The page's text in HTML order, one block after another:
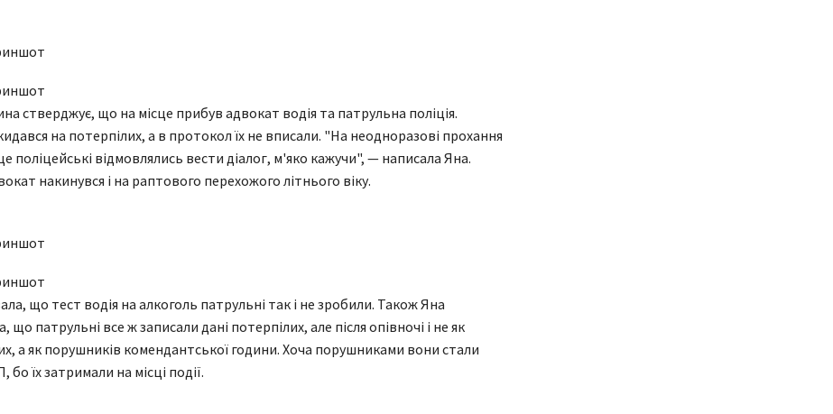
стверджує, що на місце прибув адвокат водія та патрульна поліція.
на потерпілих, а в протокол їх не вписали. "На неодноразові прохання
поліцейські відмовлялись вести діалог, м'яко кажучи", — написала Яна.
накинувся і на раптового перехожого літнього віку.
що тест водія на алкоголь патрульні так і не зробили. Також Яна
що патрульні все ж записали дані потерпілих, але після опівночі і не як
а як порушників комендантської години. Хоча порушниками вони стали
бо їх затримали на місці події.